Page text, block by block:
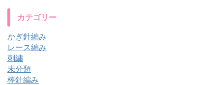
カテゴリー
かぎ針編み
レース編み
刺繍
未分類
棒針編み